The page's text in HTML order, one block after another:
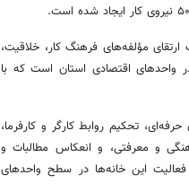
ارتقای مؤلفه‌های فرهنگ کار، خلاقیت،
واحدهای اقتصادی استان است که با
تحکیم روابط کارگر و کارفرما،
و معرفتی، و انعکاس مطالبات و
این خانه‌ها در سطح واحدهای